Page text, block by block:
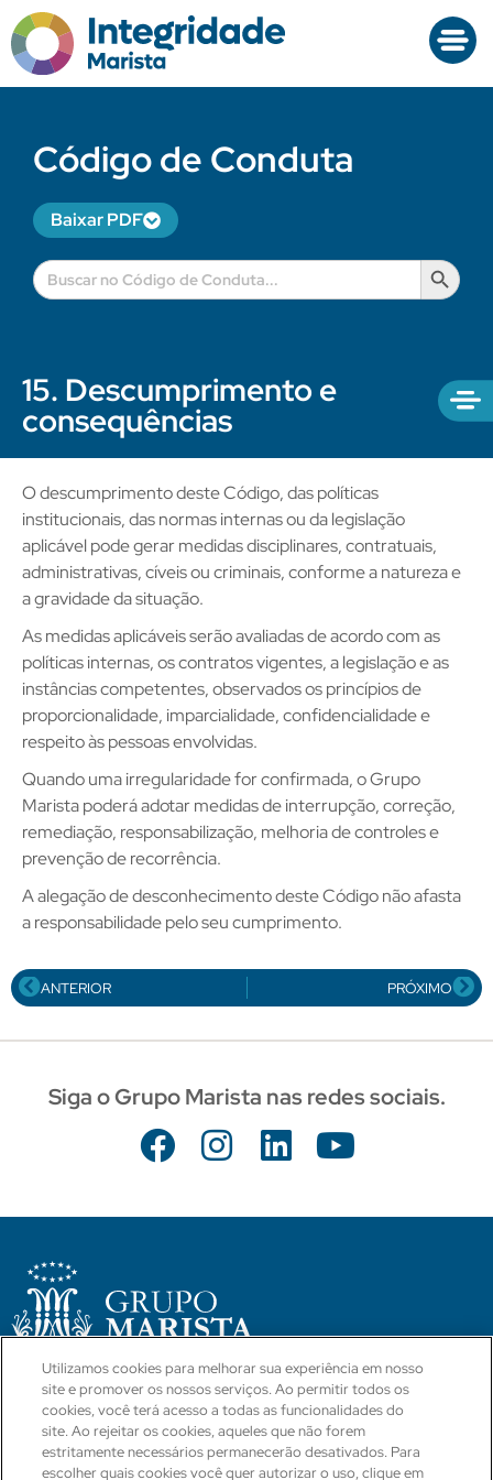
Código de Conduta
Baixar PDF
Search
for:
Search
15. Descumprimento e
consequências
O descumprimento deste Código, das políticas
institucionais, das normas internas ou da legislação
aplicável pode gerar medidas disciplinares, contratuais,
administrativas, cíveis ou criminais, conforme a natureza e
a gravidade da situação.
As medidas aplicáveis serão avaliadas de acordo com as
políticas internas, os contratos vigentes, a legislação e as
instâncias competentes, observados os princípios de
proporcionalidade, imparcialidade, confidencialidade e
respeito às pessoas envolvidas.
Quando uma irregularidade for confirmada, o Grupo
Marista poderá adotar medidas de interrupção, correção,
remediação, responsabilização, melhoria de controles e
prevenção de recorrência.
A alegação de desconhecimento deste Código não afasta
a responsabilidade pelo seu cumprimento.
ANTERIOR PRÓXIMO
Siga o Grupo Marista nas redes sociais.
CÓDIGO DE CONDUTA
POLÍTICAS E PROCEDIMENTOS
BLOG
CANAL INTEGRIDADE
Utilizamos cookies para melhorar sua experiência em nosso
site e promover os nossos serviços. Ao permitir todos os
cookies, você terá acesso a todas as funcionalidades do
site. Ao rejeitar os cookies, aqueles que não forem
estritamente necessários permanecerão desativados. Para
escolher quais cookies você quer autorizar o uso, clique em